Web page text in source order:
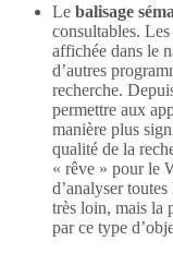
Le balisage
consultables.
affichée dans le
d’autres
recherche.
permettre aux
manière plus
qualité de la
« rêve » pour le
d’analyser
très loin, mais la
par ce type